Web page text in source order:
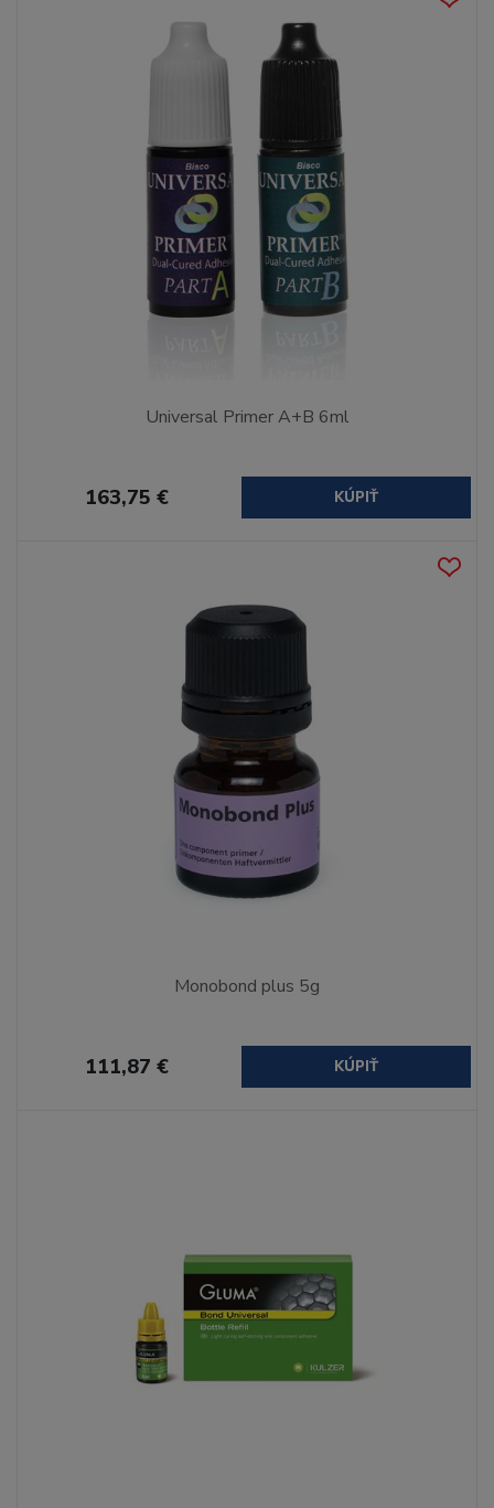
Universal Primer A+B 6ml
163,75 € KÚPIŤ
Monobond plus 5g
111,87 € KÚPIŤ